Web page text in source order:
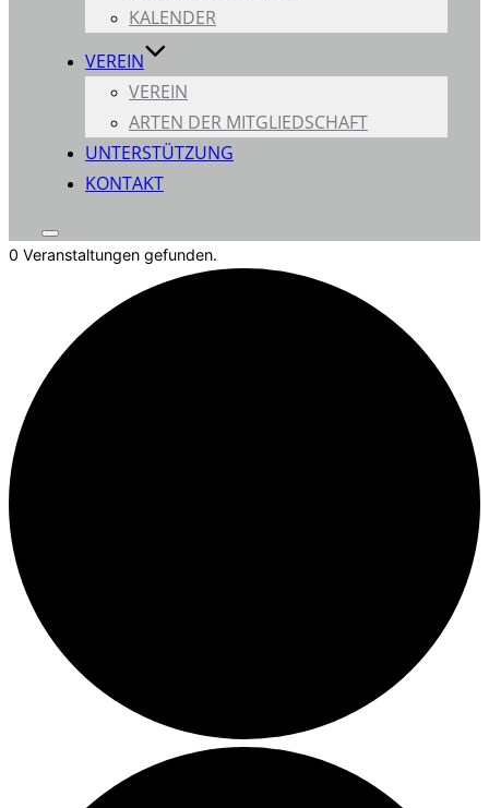
KALENDER
VEREIN
VEREIN
ARTEN DER MITGLIEDSCHAFT
UNTERSTÜTZUNG
KONTAKT
Seitenleiste
&
0 Veranstaltungen gefunden.